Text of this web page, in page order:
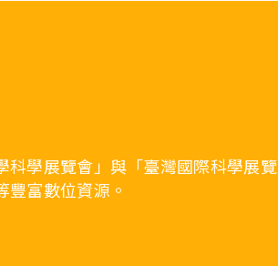
科學展覽會」與「臺灣國際科學展覽
豐富數位資源。